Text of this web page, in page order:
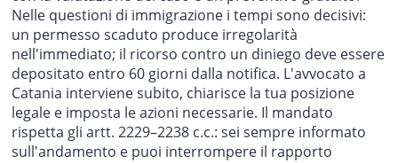
Nelle questioni di immigrazione i tempi sono decisivi:
un permesso scaduto produce irregolarità
nell'immediato; il ricorso contro un diniego deve essere
depositato entro 60 giorni dalla notifica. L'avvocato a
Catania interviene subito, chiarisce la tua posizione
legale e imposta le azioni necessarie. Il mandato
rispetta gli artt. 2229–2238 c.c.: sei sempre informato
sull'andamento e puoi interrompere il rapporto